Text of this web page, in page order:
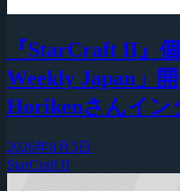
『StarCraft II』
Weekly Japan」
Horikenさんイン
2026年8月5日
StarCraft II